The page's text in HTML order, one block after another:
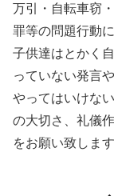
万引・自転車窃
罪等の問題行動
子供達はとかく
っていない発言
やってはいけな
の大切さ、礼儀
をお願い致します